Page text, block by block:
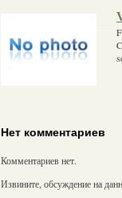
Нет комментариев
Комментариев нет.
Извините, обсуждение на